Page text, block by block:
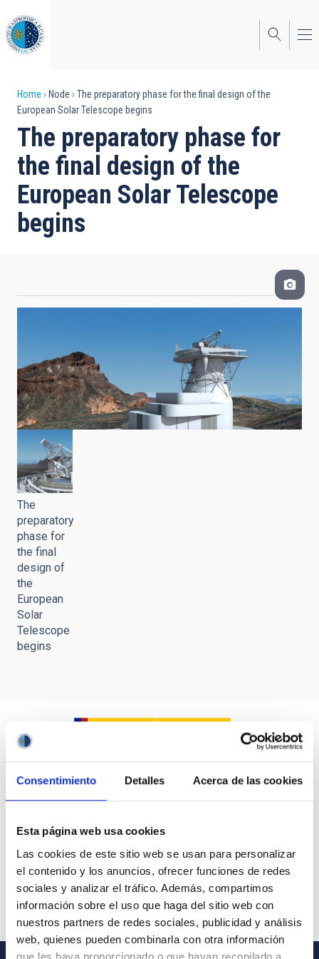
Consentimiento Detalles Acerca de las cookies
Esta página web usa cookies
Las cookies de este sitio web se usan para personalizar
el contenido y los anuncios, ofrecer funciones de redes
sociales y analizar el tráfico. Además, compartimos
información sobre el uso que haga del sitio web con
nuestros partners de redes sociales, publicidad y análisis
web, quienes pueden combinarla con otra información
que les haya proporcionado o que hayan recopilado a
to
main
content
Breadcrumb
Home Node
The preparatory phase for the final design of the
European Solar Telescope begins
The preparatory phase for
the final design of the
European Solar Telescope
begins
The
preparatory
phase for
the final
design of
the
European
Solar
Telescope
begins